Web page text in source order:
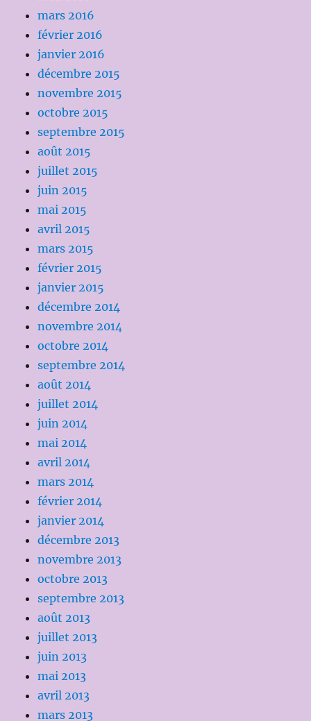
mars 2016
février 2016
janvier 2016
décembre 2015
novembre 2015
octobre 2015
septembre 2015
août 2015
juillet 2015
juin 2015
mai 2015
avril 2015
mars 2015
février 2015
janvier 2015
décembre 2014
novembre 2014
octobre 2014
septembre 2014
août 2014
juillet 2014
juin 2014
mai 2014
avril 2014
mars 2014
février 2014
janvier 2014
décembre 2013
novembre 2013
octobre 2013
septembre 2013
août 2013
juillet 2013
juin 2013
mai 2013
avril 2013
mars 2013